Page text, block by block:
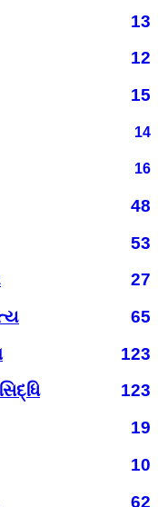
13
12
15
14
16
48
53
27
65
123
123
19
10
62